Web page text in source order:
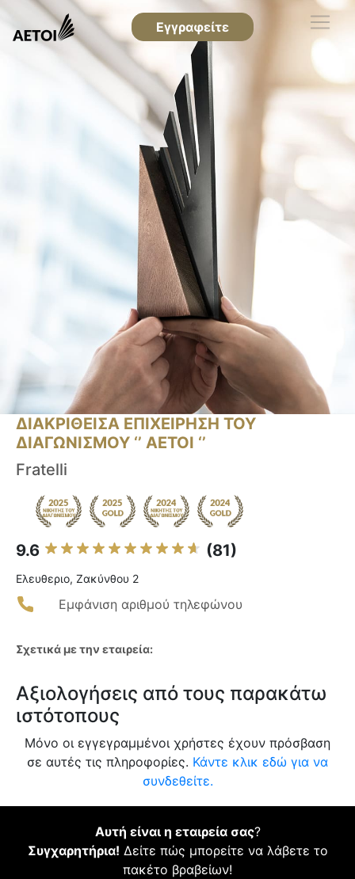
Εγγραφείτε
ΔΙΑΚΡΙΘΕΙΣΑ ΕΠΙΧΕΙΡΗΣΗ ΤΟΥ
ΔΙΑΓΩΝΙΣΜΟΥ ‘’ ΑΕΤΟΙ ‘’
Fratelli
9.6 (81)
Ελευθεριο, Ζακύνθου 2
Εμφάνιση αριθμού τηλεφώνου
Σχετικά με την εταιρεία:
Αξιολογήσεις από τους παρακάτω
ιστότοπους
Μόνο οι εγγεγραμμένοι χρήστες έχουν πρόσβαση
σε αυτές τις πληροφορίες. Κάντε κλικ εδώ για να
συνδεθείτε.
Αυτή είναι η εταιρεία σας?
Συγχαρητήρια! Δείτε πώς μπορείτε να λάβετε το
πακέτο βραβείων!